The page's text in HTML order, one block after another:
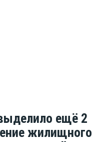
ещё 2
жилищного